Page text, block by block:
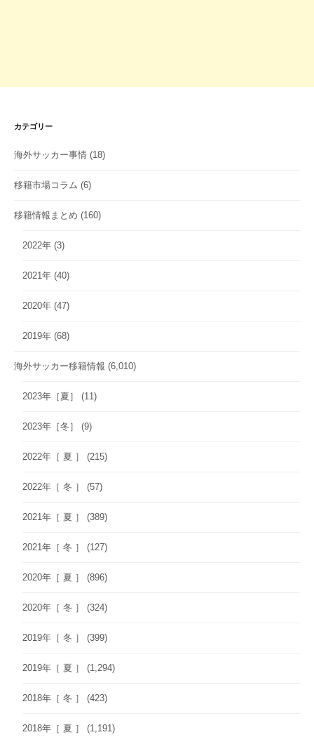
カテゴリー
海外サッカー事情 (18)
移籍市場コラム (6)
移籍情報まとめ (160)
2022年 (3)
2021年 (40)
2020年 (47)
2019年 (68)
海外サッカー移籍情報 (6,010)
2023年［夏］ (11)
2023年［冬］ (9)
2022年［ 夏 ］ (215)
2022年［ 冬 ］ (57)
2021年［ 夏 ］ (389)
2021年［ 冬 ］ (127)
2020年［ 夏 ］ (896)
2020年［ 冬 ］ (324)
2019年［ 冬 ］ (399)
2019年［ 夏 ］ (1,294)
2018年［ 冬 ］ (423)
2018年［ 夏 ］ (1,191)